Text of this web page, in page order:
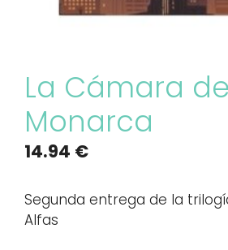
La Cámara
Monarca
14.94 €
Segunda entrega de la
Alfas